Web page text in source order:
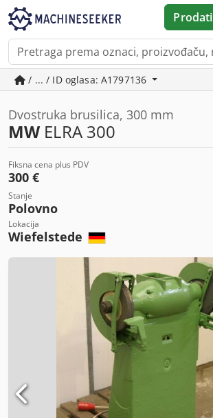
Prodati
/ ... / ID oglasa: A1797136
Dvostruka brusilica, 300 mm
MW ELRA 300
Fiksna cena plus PDV
300 €
Stanje
Polovno
Lokacija
Wiefelstede